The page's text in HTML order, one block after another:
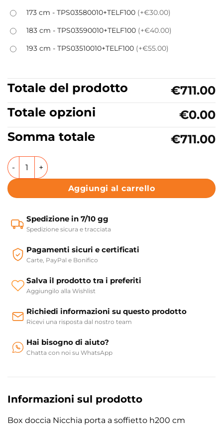
173 cm - TPS03580010+TELF100 (+€30.00)
183 cm - TPS03590010+TELF100 (+€40.00)
193 cm - TPS03510010+TELF100 (+€55.00)
Totale del prodotto
€711.00
Totale opzioni
€0.00
Somma totale
€711.00
Box doccia Nicchia porta a soffietto h200 cm Collezione
Aggiungi al carrello
Spedizione in 7/10 gg
Spedizione sicura e tracciata
Pagamenti sicuri e certificati
Carte, PayPal e Bonifico
Salva il prodotto tra i preferiti
Aggiungilo alla Wishlist
Richiedi informazioni su questo prodotto
Ricevi una risposta dal nostro team
Hai bisogno di aiuto?
Chatta con noi su WhatsApp
Informazioni sul prodotto
Box doccia Nicchia porta a soffietto h200 cm